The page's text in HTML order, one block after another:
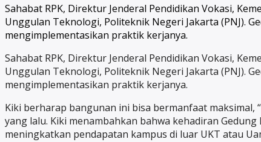
Sahabat RPK, Direktur Jenderal Pendidikan Vokasi,
Unggulan Teknologi, Politeknik Negeri Jakarta (PNJ).
mengimplementasikan praktik kerjanya.
Sahabat RPK, Direktur Jenderal Pendidikan Vokasi,
Unggulan Teknologi, Politeknik Negeri Jakarta (PNJ).
mengimplementasikan praktik kerjanya.
Kiki berharap bangunan ini bisa bermanfaat maksimal,
yang lalu. Kiki menambahkan bahwa kehadiran
meningkatkan pendapatan kampus di luar UKT atau